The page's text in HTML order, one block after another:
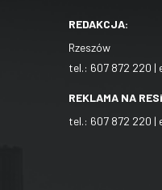
REDAKCJA:
Rzeszów
tel.: 607 872 220 |
REKLAMA NA
tel.: 607 872 220 |